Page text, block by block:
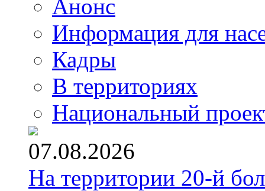
Анонс
Информация для
Кадры
В территориях
Национальный
07.08.2026
На территории 20-й